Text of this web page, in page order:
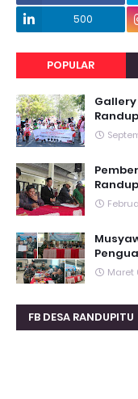
500
POPULAR
Maret
FB DESA RANDUPITU